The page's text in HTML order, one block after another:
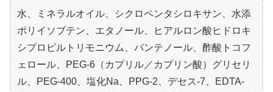
水、ミネラルオイル、シクロペンタシロキサン、水添
ポリイソブテン、エタノール、ヒアルロン酸ヒドロキ
シプロピルトリモニウム、パンテノール、酢酸トコフ
ェロール、PEG-6（カプリル／カプリン酸）グリセリ
ル、PEG-400、塩化Na、PPG-2、デセス-7、EDTA-